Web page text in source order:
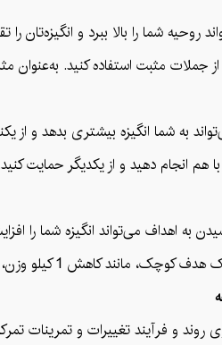
روحیه شما را بالا ببرد و
از جملات مثبت استفاده کنید.
به شما انگیزه بیشتری بدهد و
با هم انجام دهید و از یکدیگر
به اهداف می‌تواند انگیزه شما را
خودتان یک روز تعطیل و یا یک وعده غذایی خاص پاداش دهید.
روند و فرآیند تغییرات و تمرینات